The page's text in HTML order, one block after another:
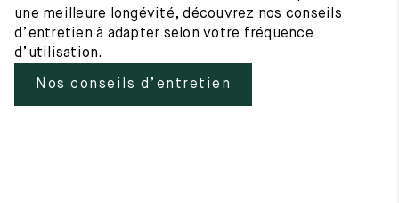
une meilleure longévité, découvrez nos conseils
d’entretien à adapter selon votre fréquence
d’utilisation.
Nos conseils d’entretien